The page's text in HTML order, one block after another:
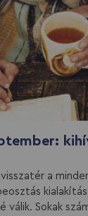
a
válik. Sokak